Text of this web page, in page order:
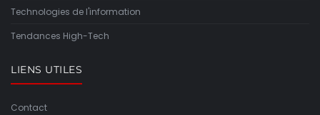
Technologies de l'information
Tendances High-Tech
LIENS UTILES
Contact